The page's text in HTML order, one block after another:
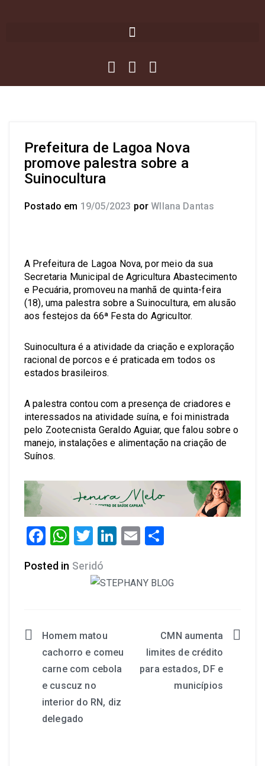
Prefeitura de Lagoa Nova
promove palestra sobre a
Suinocultura
Postado em 19/05/2023 por Wllana Dantas
A Prefeitura de Lagoa Nova, por meio da sua
Secretaria Municipal de Agricultura Abastecimento
e Pecuária, promoveu na manhã de quinta-feira
(18), uma palestra sobre a Suinocultura, em alusão
aos festejos da 66ª Festa do Agricultor.
Suinocultura é a atividade da criação e exploração
racional de porcos e é praticada em todos os
estados brasileiros.
A palestra contou com a presença de criadores e
interessados na atividade suína, e foi ministrada
pelo Zootecnista Geraldo Aguiar, que falou sobre o
manejo, instalações e alimentação na criação de
Suínos.
Facebook
WhatsApp
Twitter
LinkedIn
Email
Posted in Seridó
Homem matou
cachorro e comeu
carne com cebola
e cuscuz no
interior do RN, diz
delegado
CMN aumenta
limites de crédito
para estados, DF e
municípios